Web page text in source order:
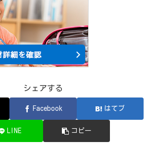
シェアする
Facebook はてブ
LINE コピー